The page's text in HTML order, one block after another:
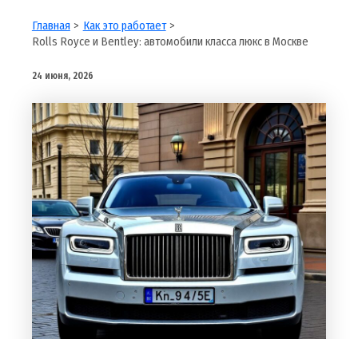
Главная
Как это работает
Rolls Royce и Bentley: автомобили класса люкс в Москве
24 июня, 2026